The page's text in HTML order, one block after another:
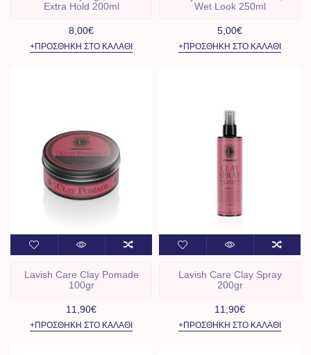
Extra Hold 200ml
8,00€
+ΠΡΟΣΘΉΚΗ ΣΤΟ ΚΑΛΆΘΙ
Wet Look 250ml
5,00€
+ΠΡΟΣΘΉΚΗ ΣΤΟ ΚΑΛΆΘΙ
Lavish Care Clay Pomade
100gr
11,90€
+ΠΡΟΣΘΉΚΗ ΣΤΟ ΚΑΛΆΘΙ
Lavish Care Clay Spray
200gr
11,90€
+ΠΡΟΣΘΉΚΗ ΣΤΟ ΚΑΛΆΘΙ